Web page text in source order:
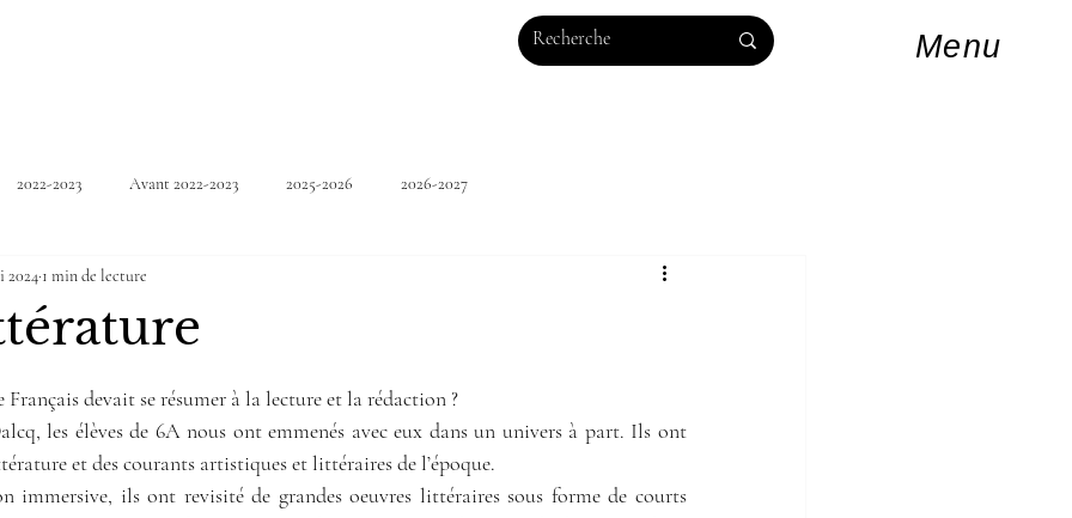
Menu
Log In
2022-2023 Avant 2022-2023 2025-2026 2026-2027
2024 1 min de lecture
devait se résumer à la lecture et la rédaction ?
les élèves de 6A nous ont emmenés avec eux dans un univers à part. Ils ont
et des courants artistiques et littéraires de l’époque.
immersive, ils ont revisité de grandes oeuvres littéraires sous forme de courts